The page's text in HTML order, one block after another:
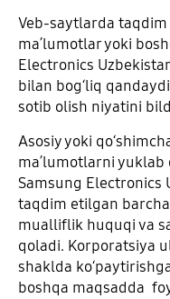
Veb-saytlarda
maʼlumotlar yoki
Electronics
bilan bogʻliq
sotib olish niyatini
Asosiy yoki
maʼlumotlarni
Samsung Electronics
taqdim etilgan
mualliflik huquqi va
qoladi. Korporatsiya
shaklda
boshqa maqsadda